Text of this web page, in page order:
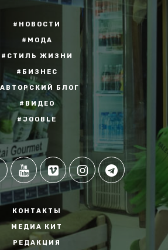
#НОВОСТИ
#МОДА
#СТИЛЬ ЖИЗНИ
#БИЗНЕС
БЛОГ
#ВИДЕО
#JOOBLE
КОНТАКТЫ
МЕДИА КИТ
РЕДАКЦИЯ